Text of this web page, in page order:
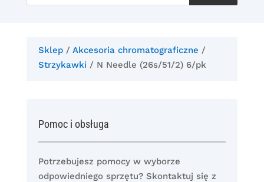
Sklep/ Akcesoria chromatograficzne /
Strzykawki / N Needle (26s/51/2) 6/pk
Pomoc i obsługa
Potrzebujesz pomocy w wyborze
odpowiedniego sprzętu? Skontaktuj się z